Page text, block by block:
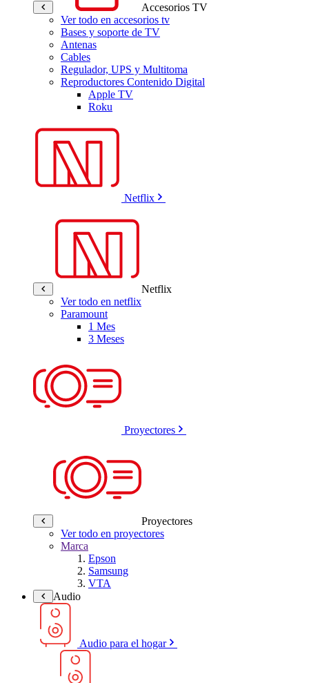
Accesorios TV
Ver todo en accesorios tv
Bases y soporte de TV
Antenas
Cables
Regulador, UPS y Multitoma
Reproductores Contenido Digital
Apple TV
Roku
Netflix
Netflix
Ver todo en netflix
Paramount
1 Mes
3 Meses
Proyectores
Proyectores
Ver todo en proyectores
Marca
Epson
Samsung
VTA
Audio
Audio para el hogar